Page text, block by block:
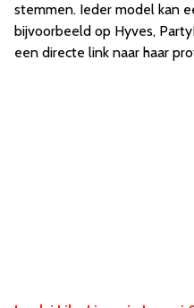
stemmen. Ieder model kan
bijvoorbeeld op Hyves,
een directe link naar haar